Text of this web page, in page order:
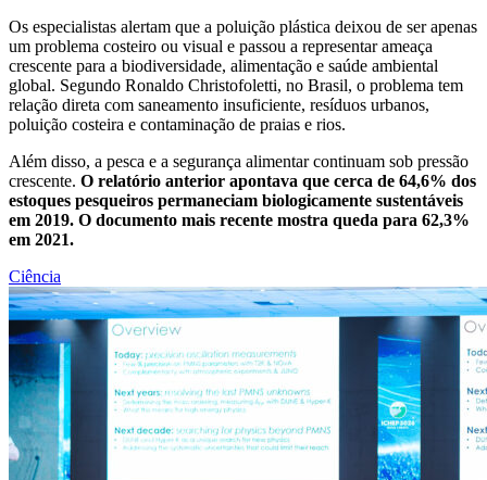
Os especialistas alertam que a poluição plástica deixou de ser apenas
um problema costeiro ou visual e passou a representar ameaça
crescente para a biodiversidade, alimentação e saúde ambiental
global. Segundo Ronaldo Christofoletti, no Brasil, o problema tem
relação direta com saneamento insuficiente, resíduos urbanos,
poluição costeira e contaminação de praias e rios.
Além disso, a pesca e a segurança alimentar continuam sob pressão
crescente. O relatório anterior apontava que cerca de 64,6% dos
estoques pesqueiros permaneciam biologicamente sustentáveis
em 2019. O documento mais recente mostra queda para 62,3%
em 2021.
Ciência